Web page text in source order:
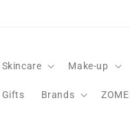
Skincare Make-up
Gifts Brands